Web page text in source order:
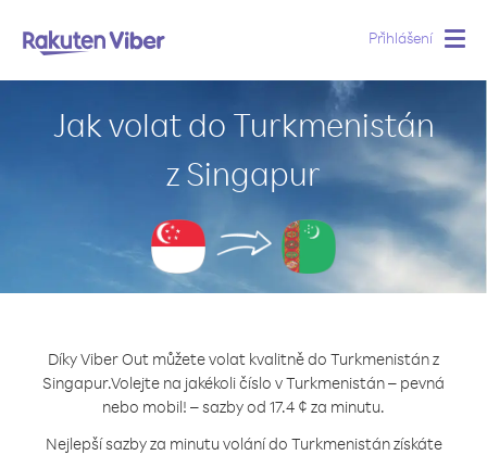
Přihlášení
Jak volat do Turkmenistán
z Singapur
Díky Viber Out můžete volat kvalitně do Turkmenistán z
Singapur.Volejte na jakékoli číslo v Turkmenistán – pevná
nebo mobil! – sazby od 17.4 ¢ za minutu.
Nejlepší sazby za minutu volání do Turkmenistán získáte